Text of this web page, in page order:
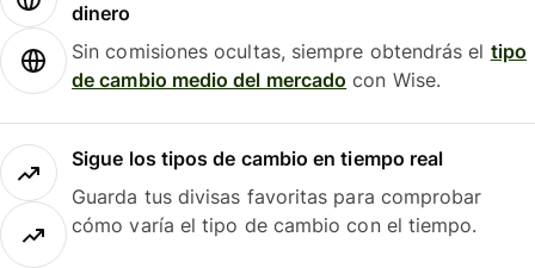
dinero
Sin comisiones ocultas, siempre obtendrás el tipo
de cambio medio del mercado con Wise.
Sigue los tipos de cambio en tiempo real
Guarda tus divisas favoritas para comprobar
cómo varía el tipo de cambio con el tiempo.